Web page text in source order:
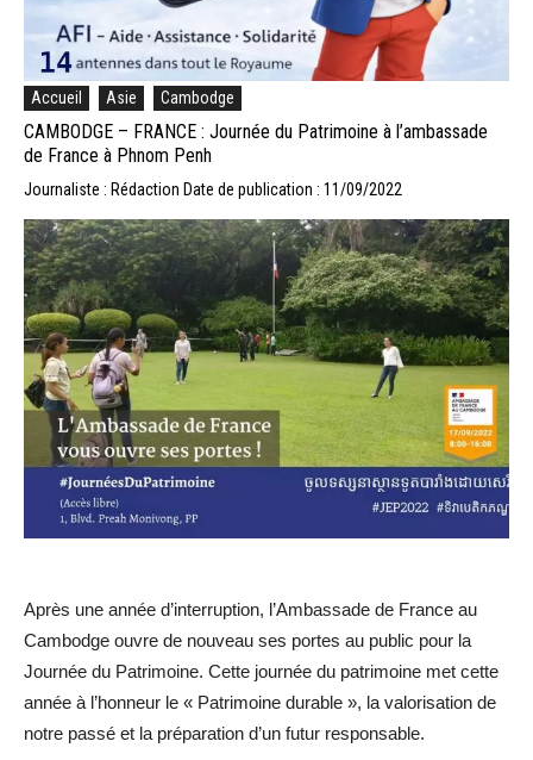
Accueil Asie Cambodge
CAMBODGE – FRANCE : Journée du Patrimoine à l’ambassade
de France à Phnom Penh
Journaliste : Rédaction Date de publication : 11/09/2022
Après une année d’interruption, l’Ambassade de France au
Cambodge ouvre de nouveau ses portes au public pour la
Journée du Patrimoine. Cette journée du patrimoine met cette
année à l’honneur le « Patrimoine durable », la valorisation de
notre passé et la préparation d’un futur responsable.